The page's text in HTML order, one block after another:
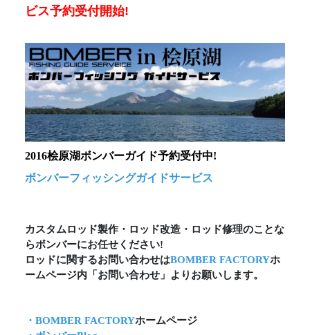
ビス予約受付開始!
2016桧原湖ボンバーガイド予約受付中!
ボンバーフィッシングガイドサービス
カスタムロッド製作・ロッド改造・ロッド修理のことな
らボンバーにお任せください!
ロッドに関するお問い合わせはBOMBER FACTORYホ
ームページ内「お問い合わせ」よりお願いします。
・BOMBER FACTORYホームページ